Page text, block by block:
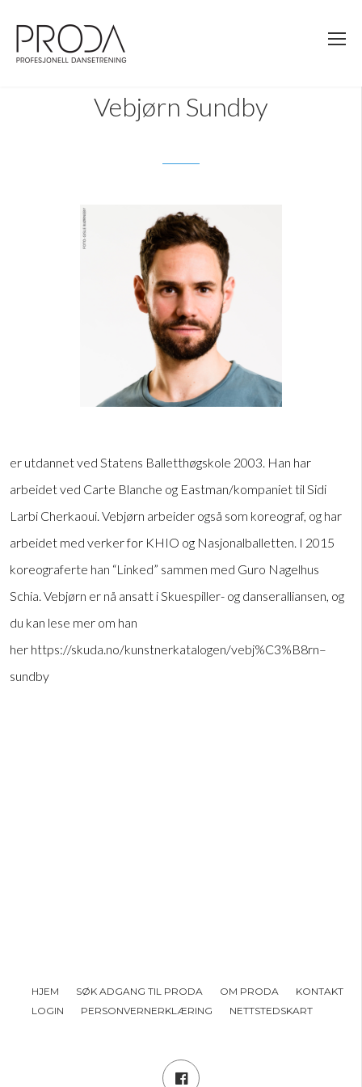
sidens
hovedinnhold
Vebjørn Sundby
er utdannet ved Statens Balletthøgskole 2003. Han har
arbeidet ved Carte Blanche og Eastman/kompaniet til Sidi
Larbi Cherkaoui. Vebjørn arbeider også som koreograf, og har
arbeidet med verker for KHIO og Nasjonalballetten. I 2015
koreograferte han “Linked” sammen med Guro Nagelhus
Schia. Vebjørn er nå ansatt i Skuespiller- og danseralliansen, og
du kan lese mer om han
her https://skuda.no/kunstnerkatalogen/vebj%C3%B8rn–
sundby
HJEM SØK ADGANG TIL PRODA OM PRODA
KONTAKT
LOGIN
PERSONVERNERKLÆRING NETTSTEDSKART